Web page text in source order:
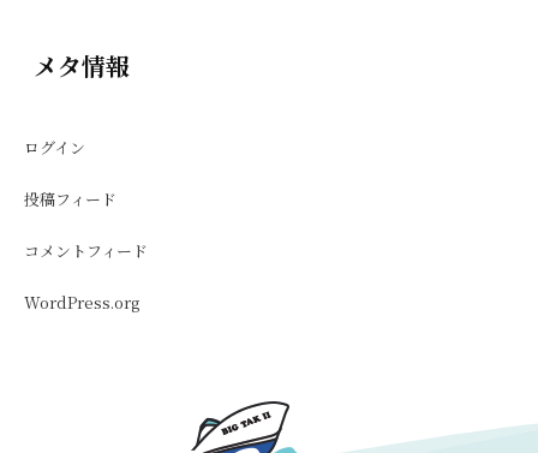
メタ情報
ログイン
投稿フィード
コメントフィード
WordPress.org